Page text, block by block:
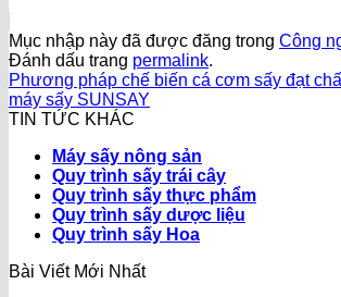
Mục nhập này đã được đăng trong Công
Đánh dấu trang permalink.
Phương pháp chế biến cá cơm sấy đạt
máy sấy SUNSAY
TIN TỨC KHÁC
Máy sấy nông sản
Quy trình sấy trái cây
Quy trình sấy thực phẩm
Quy trình sấy dược liệu
Quy trình sấy Hoa
Bài Viết Mới Nhất